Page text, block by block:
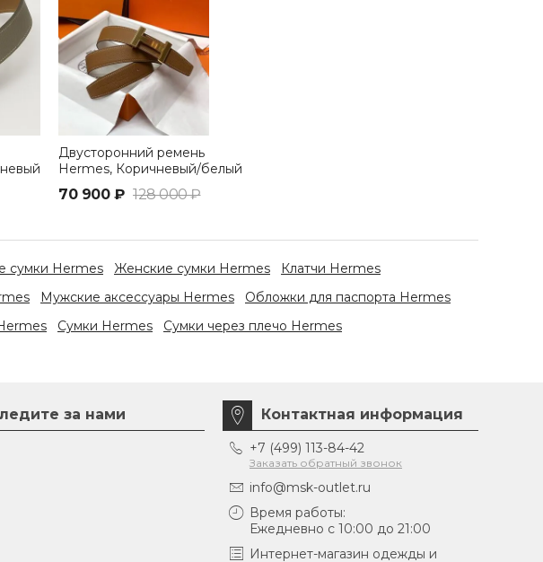
Двусторонний ремень
Hermes, Коричневый/белый
70 900 ₽ 128 000 ₽
сумки Hermes Женские сумки Hermes
Клатчи Hermes
Мужские аксессуары Hermes
Обложки для паспорта Hermes
Сумки Hermes
Сумки через плечо Hermes
за нами Контактная информация
+7 (499) 113-84-42
Заказать обратный звонок
info@msk-outlet.ru
Время работы:
Ежедневно с 10:00 до 21:00
Интернет-магазин одежды и